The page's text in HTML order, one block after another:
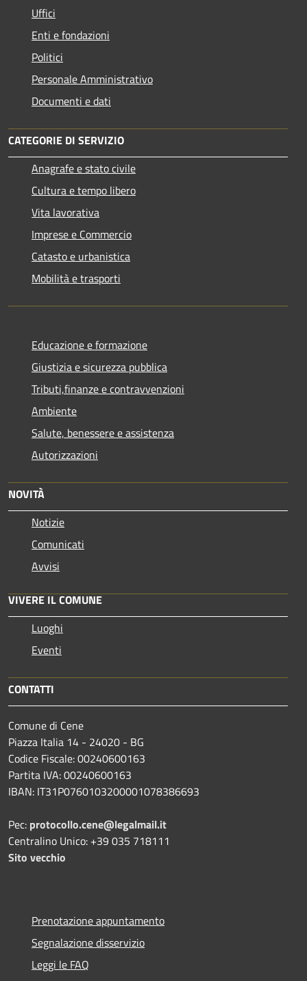
Uffici
Enti e fondazioni
Politici
Personale Amministrativo
Documenti e dati
CATEGORIE DI SERVIZIO
Anagrafe e stato civile
Cultura e tempo libero
Vita lavorativa
Imprese e Commercio
Catasto e urbanistica
Mobilità e trasporti
Educazione e formazione
Giustizia e sicurezza pubblica
Tributi,finanze e contravvenzioni
Ambiente
Salute, benessere e assistenza
Autorizzazioni
NOVITÀ
Notizie
Comunicati
Avvisi
VIVERE IL COMUNE
Luoghi
Eventi
CONTATTI
Comune di Cene
Piazza Italia 14 - 24020 - BG
Codice Fiscale: 00240600163
Partita IVA: 00240600163
IBAN: IT31P0760103200001078386693
Pec: protocollo.cene@legalmail.it
Centralino Unico: +39 035 718111
Sito vecchio
Prenotazione appuntamento
Segnalazione disservizio
Leggi le FAQ